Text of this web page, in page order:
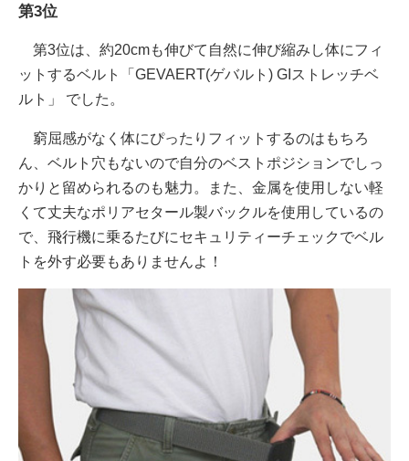
第3位
第3位は、約20cmも伸びて自然に伸び縮みし体にフィ
ットするベルト「GEVAERT(ゲバルト) GIストレッチベ
ルト」 でした。
窮屈感がなく体にぴったりフィットするのはもちろ
ん、ベルト穴もないので自分のベストポジションでしっ
かりと留められるのも魅力。また、金属を使用しない軽
くて丈夫なポリアセタール製バックルを使用しているの
で、飛行機に乗るたびにセキュリティーチェックでベル
トを外す必要もありませんよ！